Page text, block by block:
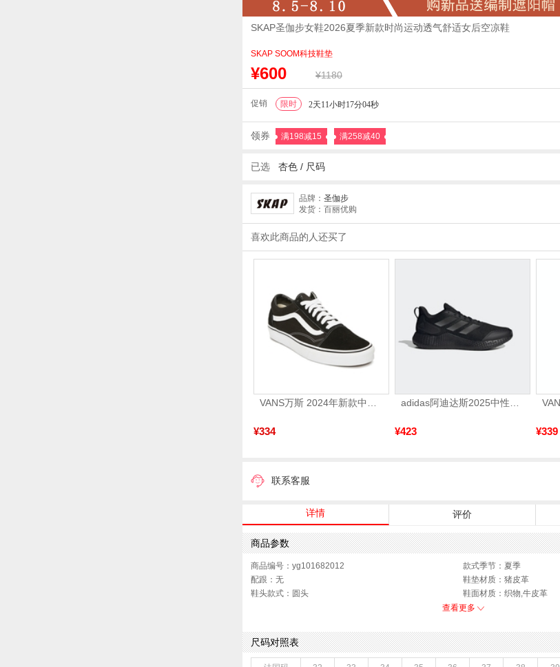
SKAP圣伽步女鞋2026夏季新款时尚运动透气舒适女后空凉鞋
SKAP SOOM科技鞋垫
¥600 ¥1180
促销 限时 2天11小时17分03秒
领券 满198减15 满258减40
已选 杏色 / 尺码
品牌： 圣伽步
发货：百丽优购
喜欢此商品的人还买了
VANS万斯 2024年新款中性OldSkool帆布鞋/硫化鞋VN000D3HY28（延续款）
¥334
adidas阿迪达斯2025中性edge gamedaySPW FTW-跑步GW2499
¥423 ¥339
联系客服
详情 评价
商品参数
商品编号：yg101682012
款式季节：夏季
配跟：无
鞋垫材质：猪皮革
鞋头款式：圆头
鞋面材质：织物,牛皮革
参考鞋长(女)：26.5CM
鞋跟形状：厚底
性别：女子
皮质特征：软面皮
上市时间：2026年夏季
鞋底材质：TPU,PU
参考鞋宽(女)：11CM
查看更多
尺码对照表